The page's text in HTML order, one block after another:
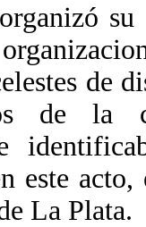
de
de la
este
La Plata.